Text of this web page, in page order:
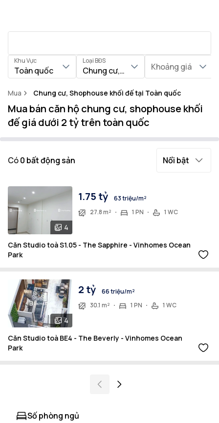
Khu Vực
Toàn quốc
Loại BĐS
Chung cư, Shophouse khối đế
Khoảng giá
Mua Chung cư, Shophouse khối đế tại Toàn quốc
Mua bán căn hộ chung cư, shophouse khối
đế giá dưới 2 tỷ trên toàn quốc
Có0 bất động sản Nổi bật
4
1.75 tỷ
63 triệu/m²
27.8 m²
1 PN 1 WC
Căn Studio toà S1.05 - The Sapphire - Vinhomes Ocean
Park
4
2 tỷ
66 triệu/m²
30.1 m²
1 PN 1 WC
Căn Studio toà BE4 - The Beverly - Vinhomes Ocean
Park
Số phòng ngủ